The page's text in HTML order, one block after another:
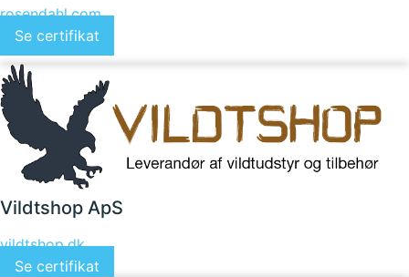
rosendahl.com
Se certifikat
Vildtshop ApS
vildtshop.dk
Se certifikat